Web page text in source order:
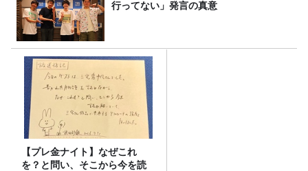
行ってない」発言の真意
【プレ金ナイト】なぜこれ
を？と問い、そこから今を読